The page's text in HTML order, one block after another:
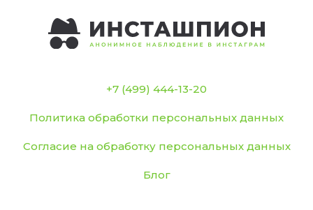
+7 (499) 444-13-20
Политика обработки персональных данных
Согласие на обработку персональных данных
Блог